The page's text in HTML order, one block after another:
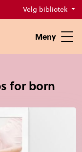
Velg bibliotek
Meny
for born